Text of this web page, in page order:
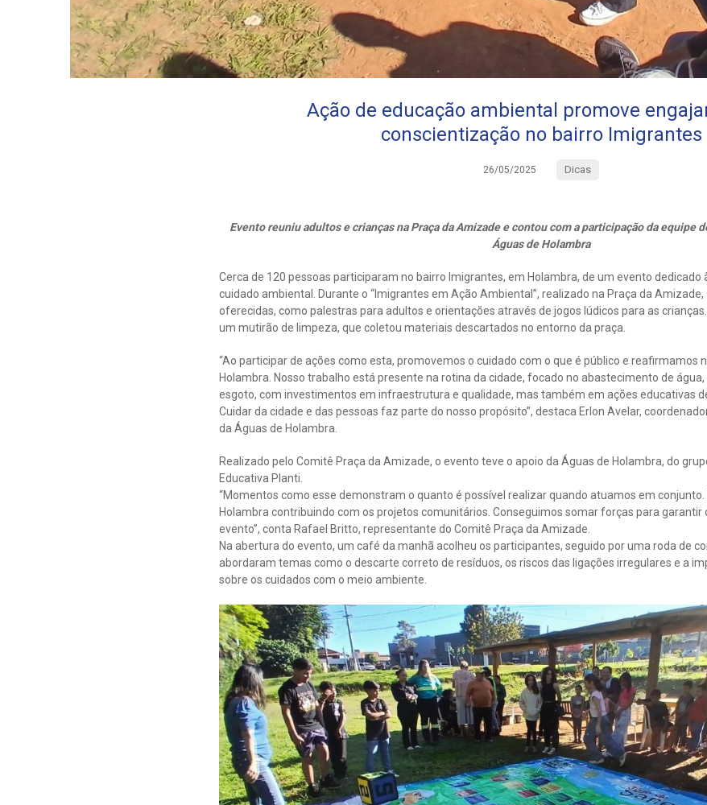
Ação de educação ambiental promove
conscientização no bairro Imigrantes
26/05/2025 Dicas
Evento reuniu adultos e crianças na Praça da Amizade e contou com a participação da equipe
Águas de Holambra
Cerca de 120 pessoas participaram no bairro Imigrantes, em Holambra, de um evento dedicado
cuidado ambiental. Durante o “Imigrantes em Ação Ambiental”, realizado na Praça da
oferecidas, como palestras para adultos e orientações através de jogos lúdicos para as
um mutirão de limpeza, que coletou materiais descartados no entorno da praça.
“Ao participar de ações como esta, promovemos o cuidado com o que é público e reafirmamos
Holambra. Nosso trabalho está presente na rotina da cidade, focado no abastecimento de
esgoto, com investimentos em infraestrutura e qualidade, mas também em ações educativas
Cuidar da cidade e das pessoas faz parte do nosso propósito”, destaca Erlon Avelar,
da Águas de Holambra.
Realizado pelo Comitê Praça da Amizade, o evento teve o apoio da Águas de Holambra, do
Educativa Planti.
“Momentos como esse demonstram o quanto é possível realizar quando atuamos em
Holambra contribuindo com os projetos comunitários. Conseguimos somar forças para garantir
evento”, conta Rafael Britto, representante do Comitê Praça da Amizade.
Na abertura do evento, um café da manhã acolheu os participantes, seguido por uma roda de
abordaram temas como o descarte correto de resíduos, os riscos das ligações irregulares e a
sobre os cuidados com o meio ambiente.